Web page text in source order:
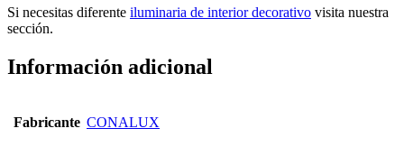
Si necesitas diferente iluminaria de interior decorativo visita nuestra
sección.
Información adicional
Fabricante CONALUX